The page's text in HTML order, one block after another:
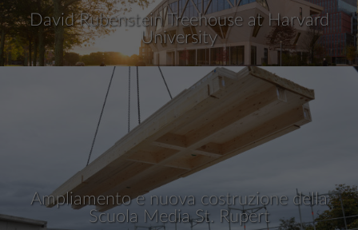
David Rubenstein Treehouse at Harvard
University
Ampliamento e nuova costruzione della
Scuola Media St. Rupert